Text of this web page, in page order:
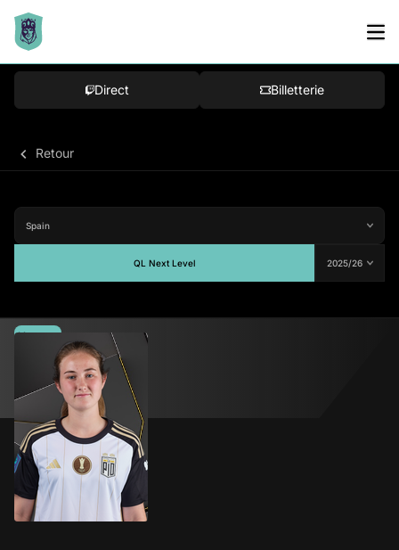
Direct Billetterie
Retour
QL Next Level
Moyenne